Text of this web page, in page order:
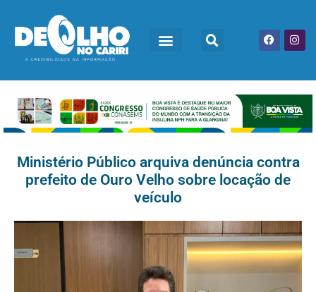
Ministério Público arquiva denúncia contra
prefeito de Ouro Velho sobre locação de
veículo